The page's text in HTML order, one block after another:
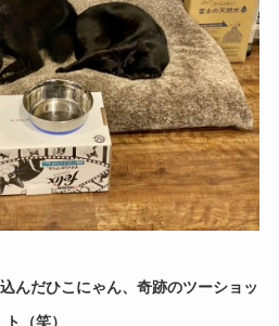
んだひこにゃん、奇跡のツーショッ
ト（笑）